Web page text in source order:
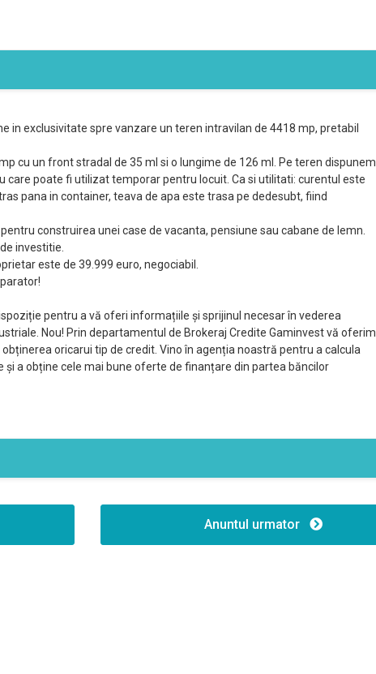
in exclusivitate spre vanzare un teren intravilan de 4418 mp, pretabil
cu un front stradal de 35 ml si o lungime de 126 ml. Pe teren dispunem
care poate fi utilizat temporar pentru locuit. Ca si utilitati: curentul este
pana in container, teava de apa este trasa pe dedesubt, fiind
construirea unei case de vacanta, pensiune sau cabane de lemn.
investitie.
este de 39.999 euro, negociabil.
pentru a vă oferi informațiile și sprijinul necesar în vederea
Nou! Prin departamentul de Brokeraj Credite Gaminvest vă oferim
oricarui tip de credit. Vino în agenția noastră pentru a calcula
a obține cele mai bune oferte de finanțare din partea băncilor
Oportunitate de investitie
Anuntul urmator